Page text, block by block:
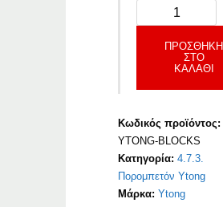
ΠΡΟΣΘΉΚΗ
ΣΤΟ
ΚΑΛΆΘΙ
Κωδικός προϊόντος:
YTONG-BLOCKS
Κατηγορία:4.7.3.
Πορομπετόν Ytong
Μάρκα:Ytong